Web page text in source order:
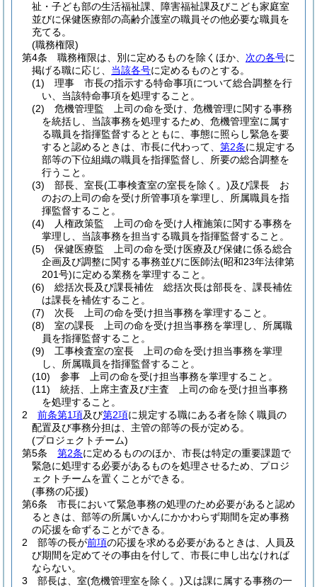
祉・子ども部の生活福祉課、障害福祉課及びこども家庭室
並びに保健医療部の高齢介護室の職員その他必要な職員を
充てる。
(職務権限)
第4条
職務権限は、別に定めるものを除くほか、 次の各号に
掲げる職に応じ、 当該各号に定めるものとする。
(1)
理事 市長の指示する特命事項について総合調整を行
い、当該特命事項を処理すること。
(2)
危機管理監 上司の命を受け、危機管理に関する事務
を統括し、当該事務を処理するため、危機管理室に属す
る職員を指揮監督するとともに、事態に照らし緊急を要
すると認めるときは、市長に代わって、 第2条に規定する
部等の下位組織の職員を指揮監督し、所要の総合調整を
行うこと。
(3)
部長、室長(工事検査室の室長を除く。)及び課長 お
のおの上司の命を受け所管事項を掌理し、所属職員を指
揮監督すること。
(4)
人権政策監 上司の命を受け人権施策に関する事務を
掌理し、当該事務を担当する職員を指揮監督すること。
(5)
保健医療監 上司の命を受け医療及び保健に係る総合
企画及び調整に関する事務並びに医師法(昭和23年法律第
201号)に定める業務を掌理すること。
(6)
総括次長及び課長補佐 総括次長は部長を、課長補佐
は課長を補佐すること。
(7)
次長 上司の命を受け担当事務を掌理すること。
(8)
室の課長 上司の命を受け担当事務を掌理し、所属職
員を指揮監督すること。
(9)
工事検査室の室長 上司の命を受け担当事務を掌理
し、所属職員を指揮監督すること。
(10)
参事 上司の命を受け担当事務を掌理すること。
(11)
統括、上席主査及び主査 上司の命を受け担当事務
を処理すること。
2
前条第1項及び第2項に規定する職にある者を除く職員の
配置及び事務分担は、主管の部等の長が定める。
(プロジェクトチーム)
第5条
第2条に定めるもののほか、市長は特定の重要課題で
緊急に処理する必要があるものを処理させるため、プロジ
ェクトチームを置くことができる。
(事務の応援)
第6条
市長において緊急事務の処理のため必要があると認め
るときは、部等の所属いかんにかかわらず期間を定め事務
の応援を命ずることができる。
2
部等の長が前項の応援を求める必要があるときは、人員及
び期間を定めてその事由を付して、市長に申し出なければ
ならない。
3
部長は、室(危機管理室を除く。)又は課に属する事務の一